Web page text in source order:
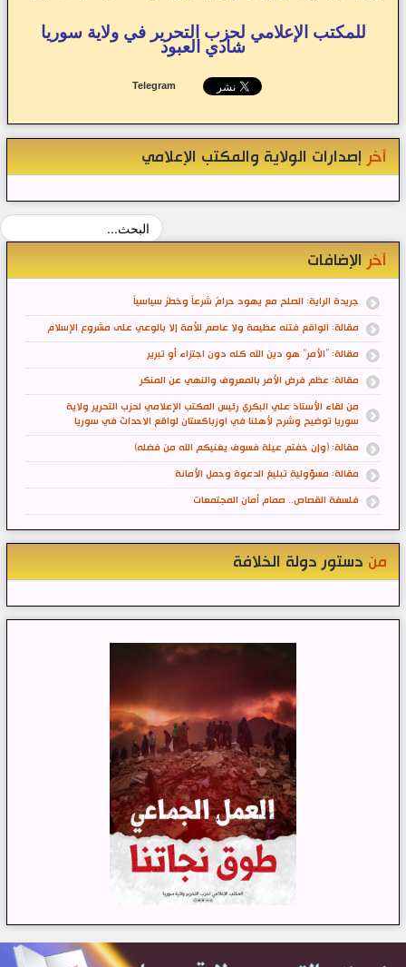
للمكتب الإعلامي لحزب التحرير في ولاية سوريا
شادي العبود
Telegram
آخر إصدارات الولاية والمكتب الإعلامي
آخر الإضافات
جريدة الراية: الصلح مع يهود حرامٌ شرعاً وخطرٌ سياسياً
مقالة: الواقع فتنه عظيمة ولا عاصم للأمة إلا بالوعي على مشروع الإسلام
مقالة: "الأمر" هو دين الله كله دون اجتزاء أو تبرير
مقالة: عِظم فرض الأمر بالمعروف والنهي عن المنكر
من لقاء الأستاذ علي البكري رئيس المكتب الإعلامي لحزب التحرير ولاية
سوريا توضيح وشرح لأهلنا في اوزباكستان لواقع الاحداث في سوريا
مقالة: (وإن خفتم عيلة فسوف يغنيكم الله من فضله)
مقالة: مسؤولية تبليغ الدعوة وحمل الأمانة
فلسفة القصاص.. صمام أمان المجتمعات
من دستور دولة الخلافة